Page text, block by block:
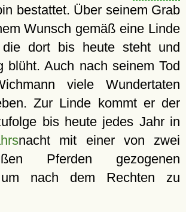
bestattet. Über seinem Grab
Wunsch gemäß eine Linde
die dort bis heute steht und
blüht. Auch nach seinem Tod
viele Wundertaten
Zur Linde kommt er der
bis heute jedes Jahr in
nacht mit einer von zwei
Pferden gezogenen
nach dem Rechten zu